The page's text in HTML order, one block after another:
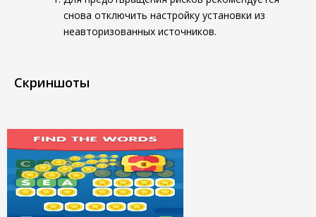
снова отключить настройку установки из
неавторизованных источников.
Скриншоты